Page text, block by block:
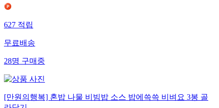
627적립
무료배송
28명구매중
[만원의행복] 혼밥 나물 비빔밥 소스 밥에쓱쓱 비벼요 3봉 골